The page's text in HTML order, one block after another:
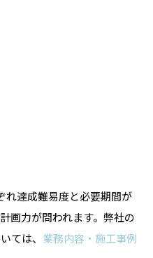
れ達成難易度と必要期間が
画力が問われます。弊社の
ては、 業務内容・施工事例